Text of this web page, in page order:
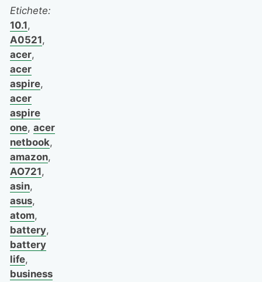
Etichete:
10.1,
A0521,
acer,
acer
aspire,
acer
aspire
one, acer
netbook,
amazon,
AO721,
asin,
asus,
atom,
battery,
battery
life,
business